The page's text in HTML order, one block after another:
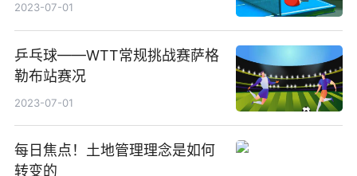
2023-07-01
乒乓球——WTT常规挑战赛萨格
勒布站赛况
2023-07-01
每日焦点！土地管理理念是如何
转变的